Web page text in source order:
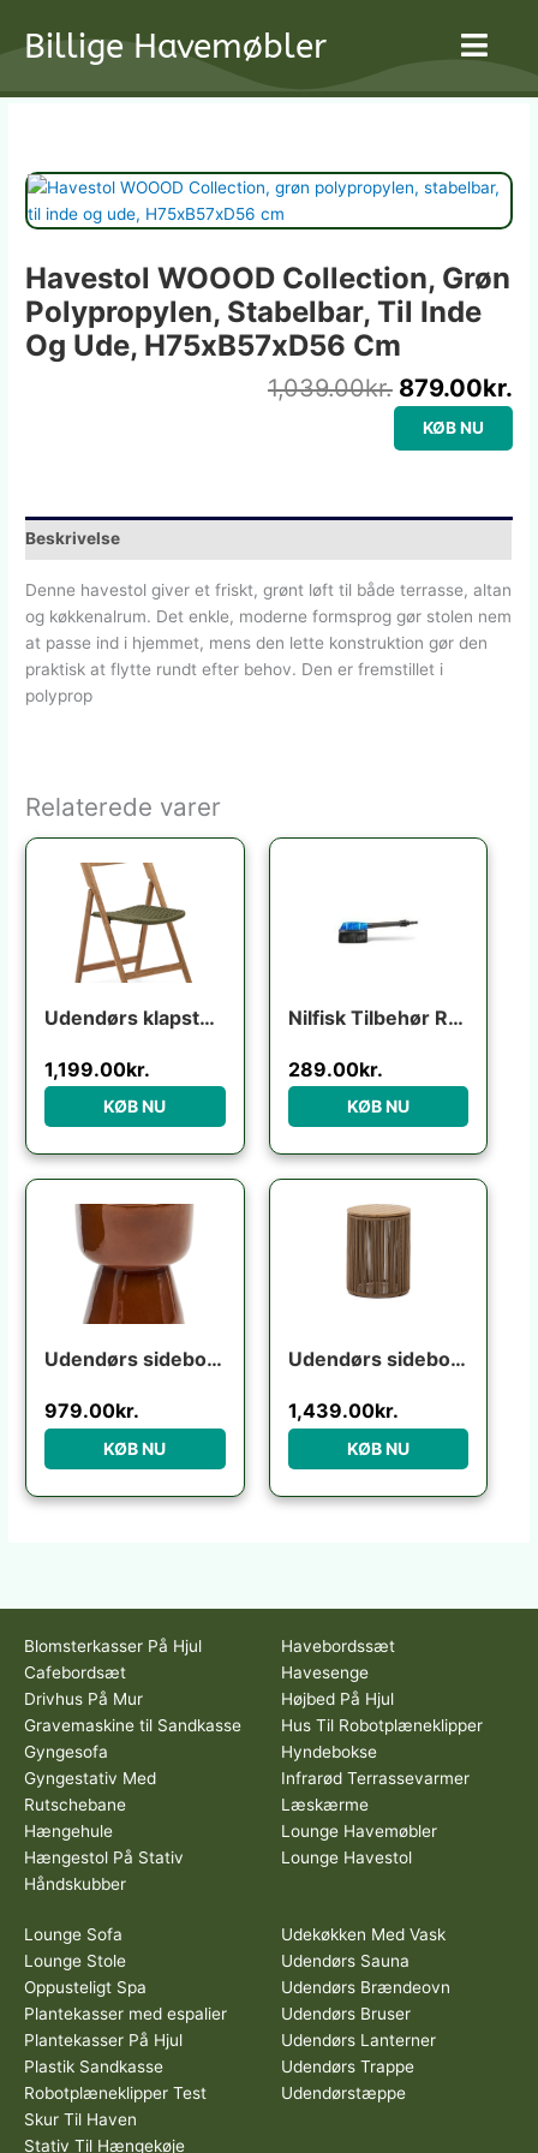
Billige Havemøbler
Havestol WOOOD Collection, Grøn
Polypropylen, Stabelbar, Til Inde
Og Ude, H75xB57xD56 Cm
1,039.00kr.
oprindelige
var:
1,039.00kr..
879.00kr.
KØB NU
Beskrivelse
Denne havestol giver et friskt, grønt løft til både terrasse, altan
og køkkenalrum. Det enkle, moderne formsprog gør stolen nem
at passe ind i hjemmet, mens den lette konstruktion gør den
praktisk at flytte rundt efter behov. Den er fremstillet i
polyprop
Relaterede varer
Udendørs klapstol Kave Home Dandara foldbar i massivt akacietræ med grønt reb UV-resistent FSC-certificeret
1,199.00kr.
KØB NU
Nilfisk Tilbehør Rotary brush
289.00kr.
KØB NU
Udendørs sidebord Kave Home Mesquida terracotta fibercement H45,5x36x36 cm
979.00kr.
KØB NU
Udendørs sidebord Kave Home Dandara i akacietræ og stål 40x40x52 cm beige sort
1,439.00kr.
KØB NU
Blomsterkasser På Hjul
Cafebordsæt
Drivhus På Mur
Gravemaskine til Sandkasse
Gyngesofa
Gyngestativ Med
Rutschebane
Hængehule
Hængestol På Stativ
Håndskubber
Havebordssæt
Havesenge
Højbed På Hjul
Hus Til Robotplæneklipper
Hyndebokse
Infrarød Terrassevarmer
Læskærme
Lounge Havemøbler
Lounge Havestol
Lounge Sofa
Lounge Stole
Oppusteligt Spa
Plantekasser med espalier
Plantekasser På Hjul
Plastik Sandkasse
Robotplæneklipper Test
Skur Til Haven
Stativ Til Hængekøje
Udekøkken Med Vask
Udendørs Sauna
Udendørs Brændeovn
Udendørs Bruser
Udendørs Lanterner
Udendørs Trappe
Udendørstæppe